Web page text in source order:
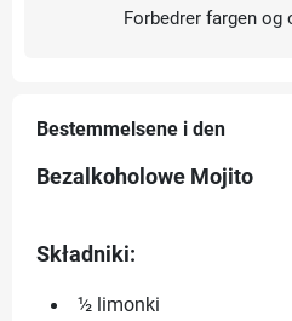
Forbedrer fargen og
Bestemmelsene i den
Bezalkoholowe Mojito
Składniki:
½ limonki